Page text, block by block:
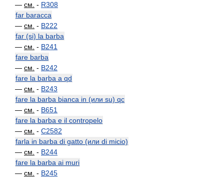
— см. - R308
far baracca
— см. - B222
far (si) la barba
— см. - B241
fare barba
— см. - B242
fare la barba a qd
— см. - B243
fare la barba bianca in (или su) qc
— см. - B651
fare la barba e il contropelo
— см. - C2582
farla in barba di gatto (или di micio)
— см. - B244
fare la barba ai muri
— см. - B245